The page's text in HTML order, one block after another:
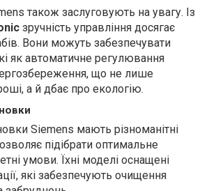
також заслуговують на увагу. Із
зручність управління досягає
Вони можуть забезпечувати
як автоматичне регулювання
що не лише
а й дбає про екологію.
Siemens мають різноманітні
підібрати оптимальне
умови. Їхні моделі оснащені
які забезпечують очищення